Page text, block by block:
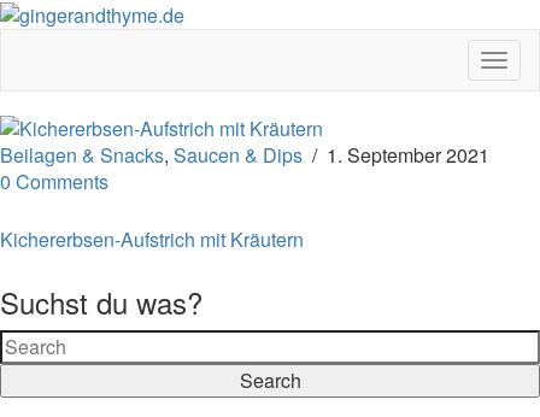
Beilagen & Snacks, Saucen & Dips / 1. September 2021
0 Comments
Kichererbsen-Aufstrich mit Kräutern
Suchst du was?
Search